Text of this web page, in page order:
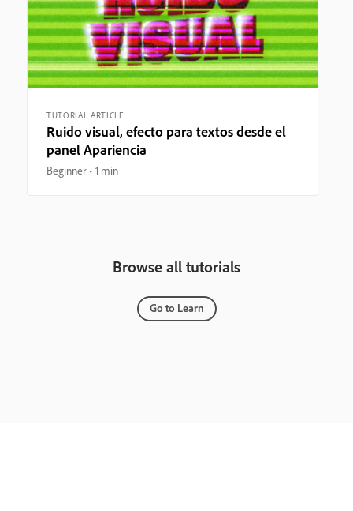
TUTORIAL ARTICLE
Ruido visual, efecto para textos desde el
panel Apariencia
Beginner 1 min
Browse all tutorials
Go to Learn